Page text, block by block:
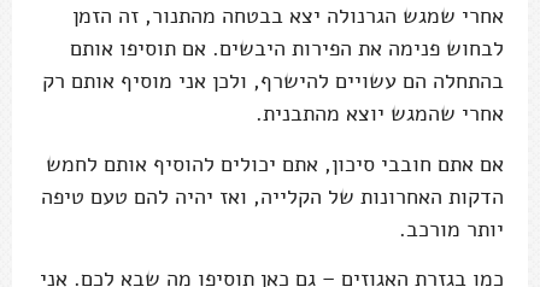
אחרי שמגש הגרנולה יצא בבטחה מהתנור, זה הזמן
לבחוש פנימה את הפירות היבשים. אם תוסיפו אותם
בהתחלה הם עשויים להישרף, ולכן אני מוסיף אותם רק
אחרי שהמגש יוצא מהתבנית.
אם אתם חובבי סיכון, אתם יכולים להוסיף אותם לחמש
הדקות האחרונות של הקלייה, ואז יהיה להם טעם טיפה
יותר מורכב.
כמו בגזרת האגוזים – גם כאן תוסיפו מה שבא לכם. אני